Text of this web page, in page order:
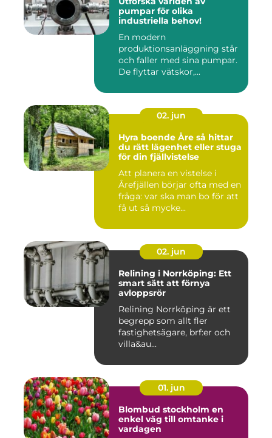
pumpar för olika
industriella behov!
En modern
produktionsanläggning står
och faller med sina pumpar.
De flyttar vätskor,...
02. jun
Hyra boende Åre så hittar
du rätt lägenhet eller stuga
för din fjällvistelse
Att planera en vistelse i
Årefjällen börjar ofta med en
fråga: var ska man bo för att
få ut så mycke...
02. jun
Relining i Norrköping: Ett
smart sätt att förnya
avloppsrör
Relining Norrköping är ett
begrepp som allt fler
fastighetsägare, brf:er och
villa&au...
01. jun
Blombud stockholm en
enkel väg till omtanke i
vardagen